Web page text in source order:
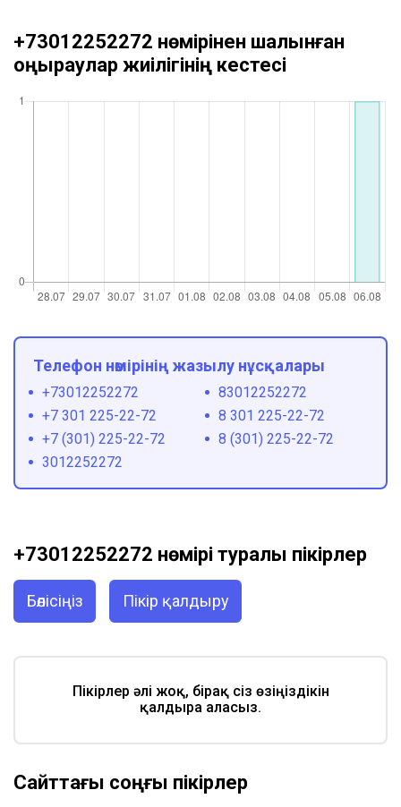
+73012252272 нөмірінен шалынған
қоңыраулар жиілігінің кестесі
Телефон нөмірінің жазылу нұсқалары
+73012252272
83012252272
+7 301 225-22-72
8 301 225-22-72
+7 (301) 225-22-72
8 (301) 225-22-72
3012252272
+73012252272 нөмірі туралы пікірлер
Бөлісіңіз Пікір қалдыру
Пікірлер әлі жоқ, бірақ сіз өзіңіздікін
қалдыра аласыз.
Сайттағы соңғы пікірлер